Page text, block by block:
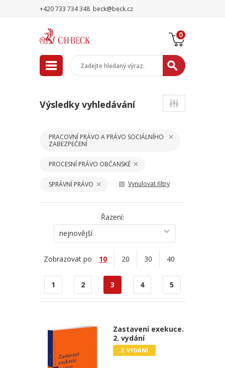
+420 733 734 348 beck@beck.cz
0
Výsledky vyhledávání
PRACOVNÍ PRÁVO A PRÁVO SOCIÁLNÍHO
ZABEZPEČENÍ
PROCESNÍ PRÁVO OBČANSKÉ
SPRÁVNÍ PRÁVO Vynulovat filtry
Řazení:
nejnovější
Zobrazovat po 10 20 30 40
1 2 3 4 5
Zastavení exekuce.
2. vydání
2. VYDÁNÍ